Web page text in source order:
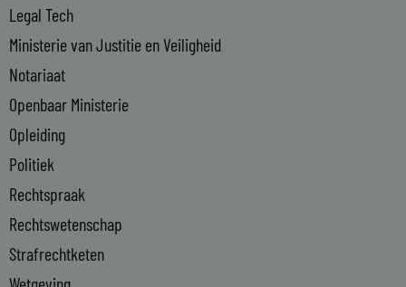
Legal Tech
Ministerie van Justitie en Veiligheid
Notariaat
Openbaar Ministerie
Opleiding
Politiek
Rechtspraak
Rechtswetenschap
Strafrechtketen